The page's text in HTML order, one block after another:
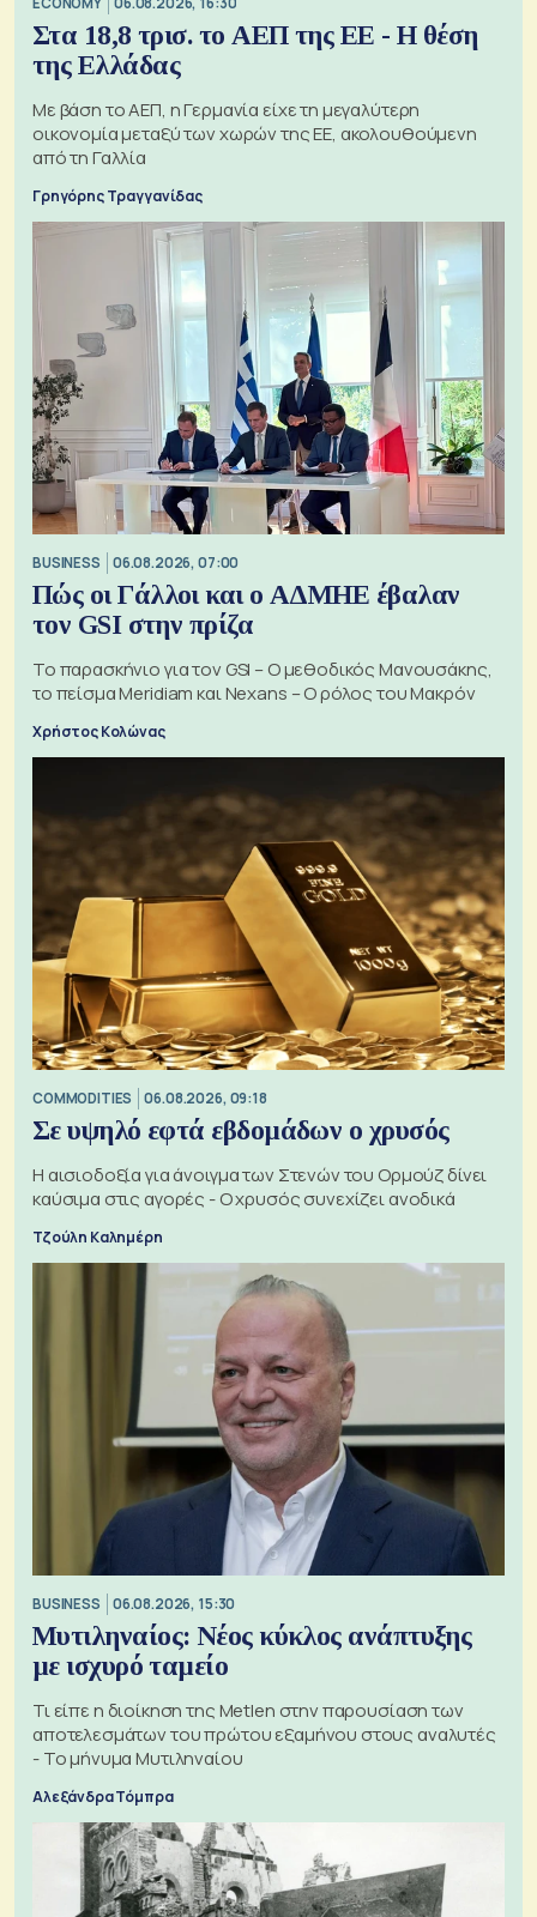
Στα 18,8 τρισ. το ΑΕΠ της ΕΕ - Η θέση
της Ελλάδας
Με βάση το ΑΕΠ, η Γερμανία είχε τη μεγαλύτερη
οικονομία μεταξύ των χωρών της ΕΕ, ακολουθούμενη
από τη Γαλλία
Γρηγόρης Τραγγανίδας
BUSINESS 06.08.2026, 07:00
Πώς οι Γάλλοι και ο ΑΔΜΗΕ έβαλαν
τον GSI στην πρίζα
Το παρασκήνιο για τον GSI – Ο μεθοδικός Μανουσάκης,
το πείσμα Meridiam και Nexans – Ο ρόλος του Μακρόν
Χρήστος Κολώνας
COMMODITIES 06.08.2026, 09:18
Σε υψηλό εφτά εβδομάδων ο χρυσός
Η αισιοδοξία για άνοιγμα των Στενών του Ορμούζ δίνει
καύσιμα στις αγορές - Ο χρυσός συνεχίζει ανοδικά
Τζούλη Καλημέρη
BUSINESS 06.08.2026, 15:30
Μυτιληναίος: Νέος κύκλος ανάπτυξης
με ισχυρό ταμείο
Τι είπε η διοίκηση της Metlen στην παρουσίαση των
αποτελεσμάτων του πρώτου εξαμήνου στους αναλυτές
- Το μήνυμα Μυτιληναίου
Αλεξάνδρα Τόμπρα